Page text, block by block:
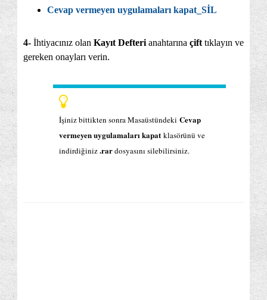
Cevap vermeyen uygulamaları kapat_SİL
4- İhtiyacınız olan Kayıt Defteri anahtarına çift tıklayın ve
gereken onayları verin.
İşiniz bittikten sonra Masaüstündeki Cevap
vermeyen uygulamaları kapat klasörünü ve
indirdiğiniz.rardosyasını silebilirsiniz.